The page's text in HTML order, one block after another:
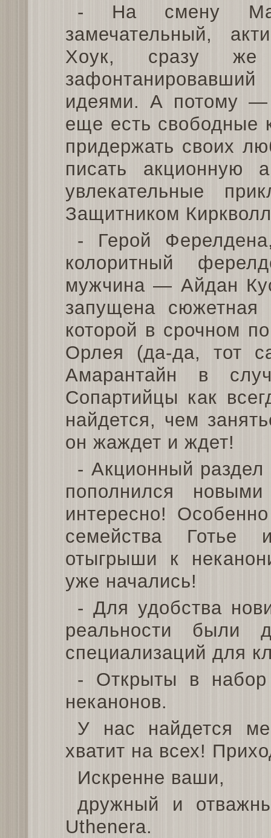
- На смену
замечательный,
Хоук, сразу
идеями. А потому —
еще есть свободные
придержать своих
писать акционную
увлекательные
Защитником
- Герой
колоритный
мужчина — Айдан
запущена
которой в срочном
Орлея (да-да, тот
Амарантайн в
Сопартийцы как
найдется, чем
он жаждет и ждет!
- Акционный раздел
пополнился
интересно!
семейства Готье
отыгрыши к
уже начались!
- Для удобства
реальности были
специализаций для
- Открыты в набор
неканонов.
У нас найдется
хватит на всех!
Искренне ваши,
дружный и
Uthenera.